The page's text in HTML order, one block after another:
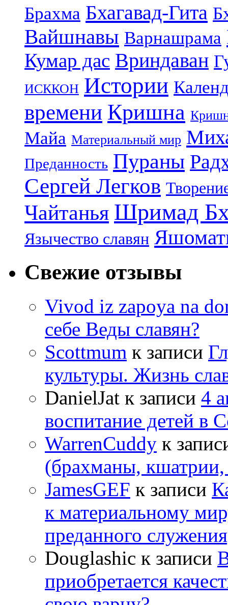
Брахма Бхагавад-Гита
Вайшнавы Варнашрама
Кумар дас Вриндаван
ИСККОН Истории
времени Кришна
Майа Материальный мир
Преданность Пураны
Сергей Легков
Чайтанья Шримад
Язычество славян
Свежие отзывы
Vivod iz zapoya na
себе Веды славян?
Scottmum к записи
культуры. Жизнь
DanielJat к записи 4
воспитание детей в
WarrenCuddy к
(брахманы,
JamesGEF к записи
к материальному
преданного
Douglashic к записи
приобретается